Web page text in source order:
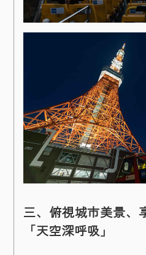
三、俯視城市美景、
「天空深呼吸」